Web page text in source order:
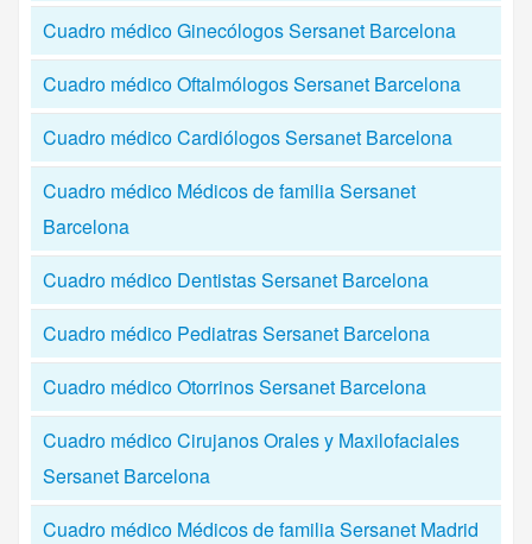
Cuadro médico Ginecólogos Sersanet Barcelona
Cuadro médico Oftalmólogos Sersanet Barcelona
Cuadro médico Cardiólogos Sersanet Barcelona
Cuadro médico Médicos de familia Sersanet
Barcelona
Cuadro médico Dentistas Sersanet Barcelona
Cuadro médico Pediatras Sersanet Barcelona
Cuadro médico Otorrinos Sersanet Barcelona
Cuadro médico Cirujanos Orales y Maxilofaciales
Sersanet Barcelona
Cuadro médico Médicos de familia Sersanet Madrid